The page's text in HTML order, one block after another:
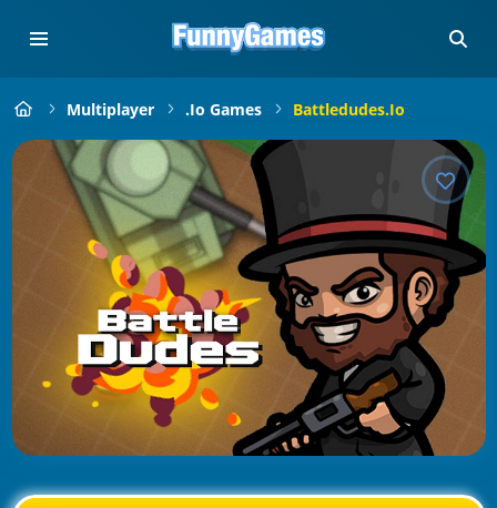
Multiplayer .io Games Battledudes.io